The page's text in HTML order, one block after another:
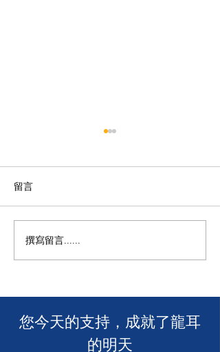
年度慈善自助午餐&晚餐
2025 - 一起創造改變！🎉
留言
撰寫留言......
​您今天的支持，成就了龍耳
的明天